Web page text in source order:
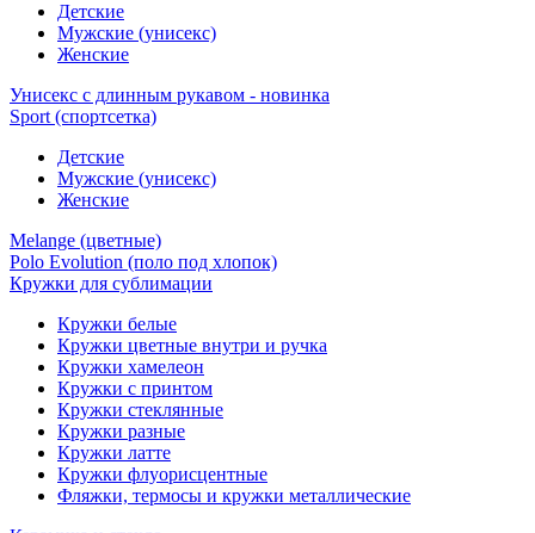
Детские
Мужские (унисекс)
Женские
Унисекс с длинным рукавом - новинка
Sport (спортсетка)
Детские
Мужские (унисекс)
Женские
Melange (цветные)
Polo Evolution (поло под хлопок)
Кружки для сублимации
Кружки белые
Кружки цветные внутри и ручка
Кружки хамелеон
Кружки c принтом
Кружки стеклянные
Кружки разные
Кружки латте
Кружки флуорисцентные
Фляжки, термосы и кружки металлические